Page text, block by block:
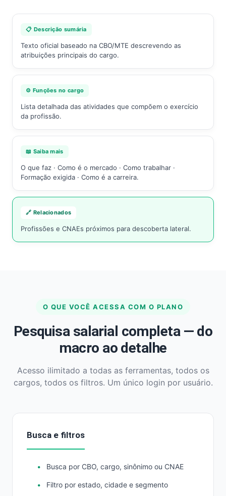
📋 Descrição sumária
Texto oficial baseado na CBO/MTE descrevendo as
atribuições principais do cargo.
⚙️ Funções no cargo
Lista detalhada das atividades que compõem o exercício
da profissão.
📖 Saiba mais
O que faz · Como é o mercado · Como trabalhar ·
Formação exigida · Como é a carreira.
🔗 Relacionados
Profissões e CNAEs próximos para descoberta lateral.
O QUE VOCÊ ACESSA COM O PLANO
Pesquisa salarial completa — do
macro ao detalhe
Acesso ilimitado a todas as ferramentas, todos os
cargos, todos os filtros. Um único login por usuário.
Busca e filtros
Busca por CBO, cargo, sinônimo ou CNAE
Filtro por estado, cidade e segmento